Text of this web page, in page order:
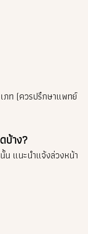
เภท (ควรปรึกษาแพทย์
บ้าง?
น แนะนำแจ้งล่วงหน้า